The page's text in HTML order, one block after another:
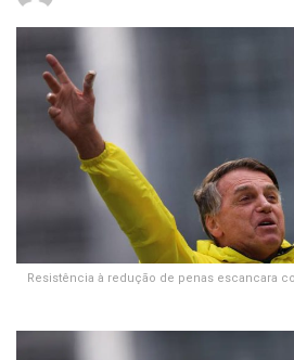
Resistência à redução de penas escancara